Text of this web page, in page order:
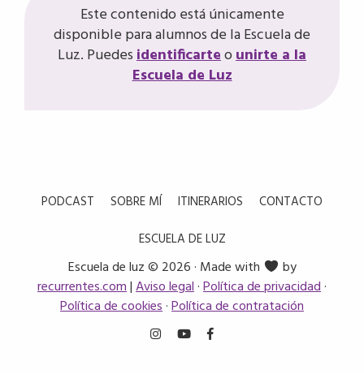
Este contenido está únicamente
disponible para alumnos de la Escuela de
Luz. Puedesidentificarteounirte a la
Escuela de Luz
PODCAST SOBRE MÍ ITINERARIOS
CONTACTO
ESCUELA DE LUZ
Escuela de luz © 2026 · Made with
by
recurrentes.com|Aviso legal·Política de privacidad·
Política de cookies·Política de contratación